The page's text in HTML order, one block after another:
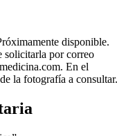
disponible.
solicitarla por correo
En el
la fotografía a consultar.